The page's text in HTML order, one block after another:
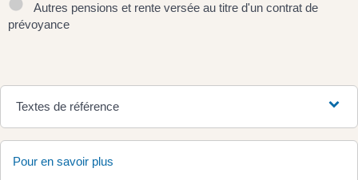
Autres pensions et rente versée au titre d'un contrat de
prévoyance
Textes de référence
Pour en savoir plus